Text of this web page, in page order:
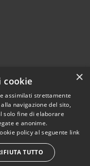
Copyright © 2024 •
diGrottaminarda
byMunicipium
•Redazione
×
cookie
assimilati strettamente
navigazione del sito,
solo fine di elaborare
e anonime.
policy al seguente link
TUTTO